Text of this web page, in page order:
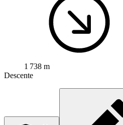
1 738 m
Descente